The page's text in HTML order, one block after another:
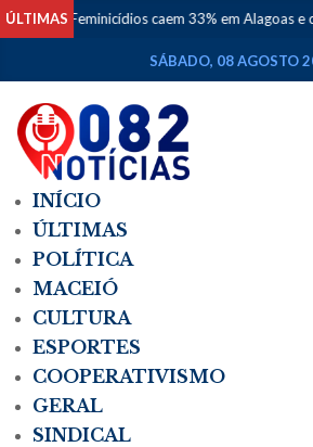
ÚLTIMASFeminicídios caem 33% em Alagoas e
SÁBADO, 08 AGOSTO
INÍCIO
ÚLTIMAS
POLÍTICA
MACEIÓ
CULTURA
ESPORTES
COOPERATIVISMO
GERAL
SINDICAL